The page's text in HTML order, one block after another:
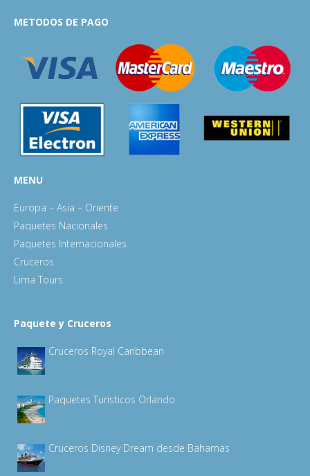
METODOS DE PAGO
MENU
Europa – Asia – Oriente
Paquetes Nacionales
Paquetes Internacionales
Cruceros
Lima Tours
Paquete y Cruceros
Cruceros Royal Caribbean
Paquetes Turísticos Orlando
Cruceros Disney Dream desde Bahamas